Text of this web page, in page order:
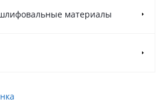
материалы